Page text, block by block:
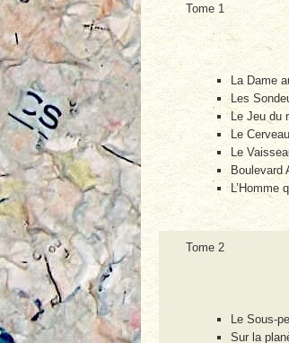
Tome 1
La Dame
Les
Le Jeu du
Le
Le
Boulevard
L’Homme
Tome 2
Le Sous-
Sur la